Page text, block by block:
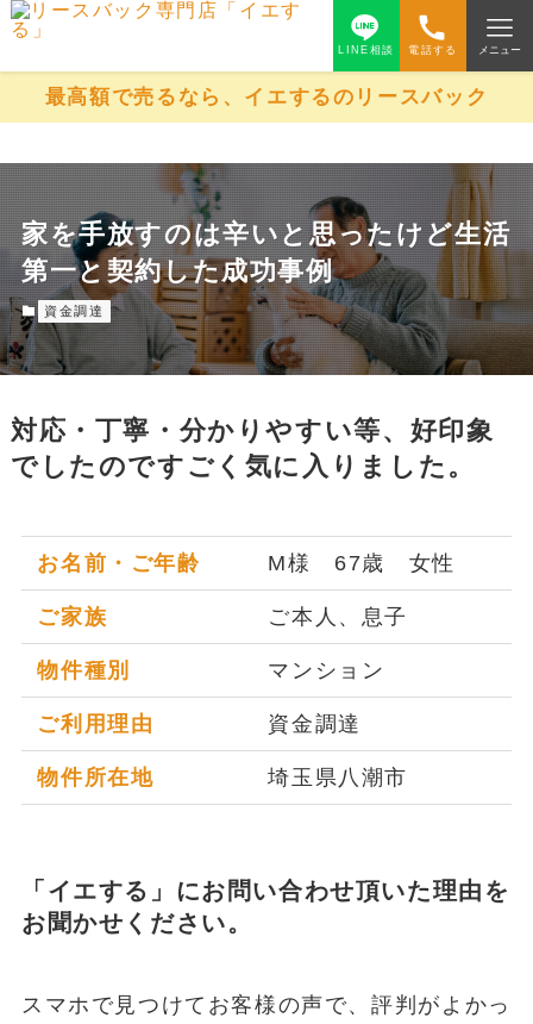
LINE相談 電話する メニュー
最高額で売るなら、イエするのリースバック
家を手放すのは辛いと思ったけど生活
第一と契約した成功事例
資金調達
対応・丁寧・分かりやすい等、好印象
でしたのですごく気に入りました。
お名前・ご年齢 M様 67歳 女性
ご家族 ご本人、息子
物件種別 マンション
ご利用理由 資金調達
物件所在地 埼玉県八潮市
「イエする」にお問い合わせ頂いた理由を
お聞かせください。
スマホで見つけてお客様の声で、評判がよかっ